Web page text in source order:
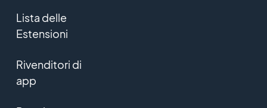
Lista delle
Estensioni
Rivenditori di
app